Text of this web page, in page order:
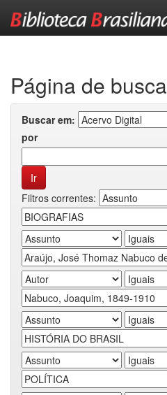
Página de busca
Buscar em:
por
Filtros correntes: